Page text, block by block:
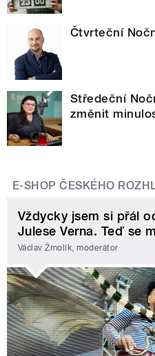
Čtvrteční
Středeční
změnit
E-SHOP ČESKÉHO
Vždycky jsem si přál
Julese Verna. Teď se
Václav Žmolík, moderátor